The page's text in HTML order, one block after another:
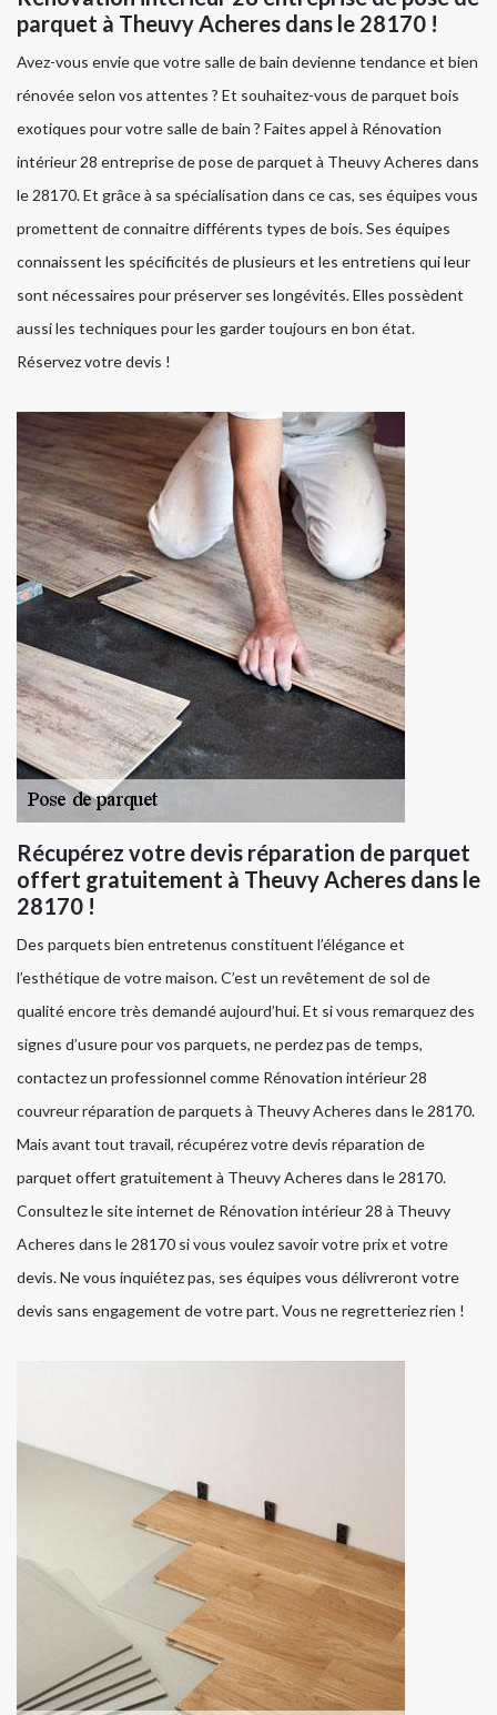
parquet à Theuvy Acheres dans le 28170 !
Avez-vous envie que votre salle de bain devienne tendance et bien
rénovée selon vos attentes ? Et souhaitez-vous de parquet bois
exotiques pour votre salle de bain ? Faites appel à Rénovation
intérieur 28 entreprise de pose de parquet à Theuvy Acheres dans
le 28170. Et grâce à sa spécialisation dans ce cas, ses équipes vous
promettent de connaitre différents types de bois. Ses équipes
connaissent les spécificités de plusieurs et les entretiens qui leur
sont nécessaires pour préserver ses longévités. Elles possèdent
aussi les techniques pour les garder toujours en bon état.
Réservez votre devis !
Récupérez votre devis réparation de parquet
offert gratuitement à Theuvy Acheres dans le
28170 !
Des parquets bien entretenus constituent l’élégance et
l’esthétique de votre maison. C’est un revêtement de sol de
qualité encore très demandé aujourd’hui. Et si vous remarquez des
signes d’usure pour vos parquets, ne perdez pas de temps,
contactez un professionnel comme Rénovation intérieur 28
couvreur réparation de parquets à Theuvy Acheres dans le 28170.
Mais avant tout travail, récupérez votre devis réparation de
parquet offert gratuitement à Theuvy Acheres dans le 28170.
Consultez le site internet de Rénovation intérieur 28 à Theuvy
Acheres dans le 28170 si vous voulez savoir votre prix et votre
devis. Ne vous inquiétez pas, ses équipes vous délivreront votre
devis sans engagement de votre part. Vous ne regretteriez rien !